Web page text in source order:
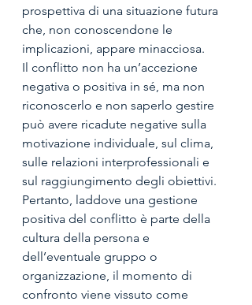
prospettiva di una situazione futura
che, non conoscendone le
implicazioni, appare minacciosa.
Il conflitto non ha un’accezione
negativa o positiva in sé, ma non
riconoscerlo e non saperlo gestire
può avere ricadute negative sulla
motivazione individuale, sul clima,
sulle relazioni interprofessionali e
sul raggiungimento degli obiettivi.
Pertanto, laddove una gestione
positiva del conflitto è parte della
cultura della persona e
dell’eventuale gruppo o
organizzazione, il momento di
confronto viene vissuto come